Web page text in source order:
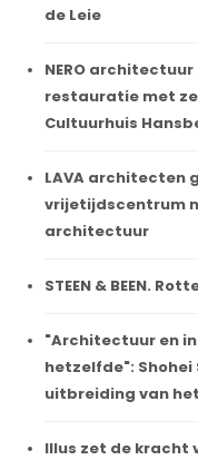
de Leie
NERO
restauratie met
Cultuurhuis
LAVA architecten
vrijetijdscentrum
architectuur
STEEN & BEEN.
"Architectuur en
hetzelfde": Shohei
uitbreiding van
Illus zet de